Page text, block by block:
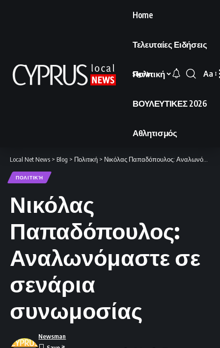
Home
Τελευταίες Ειδήσεις
Πολιτική
ΒΟΥΛΕΥΤΙΚΕΣ 2026
Αθλητισμός
Sign In
Font
Aa
Local Net News > Blog > Πολιτική > Νικόλας Παπαδόπουλος: Αναλωνόμαστε σε σενάρια συνωμοσίας
ΠΟΛΙΤΙΚΉ
Νικόλας
Παπαδόπουλος:
Αναλωνόμαστε σε
σενάρια
συνωμοσίας
Newsman